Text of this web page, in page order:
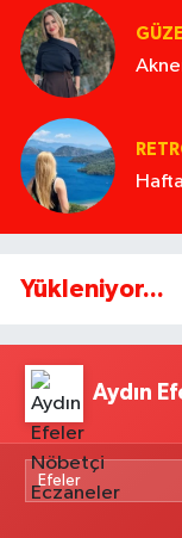
Yükleniyor...
Aydın